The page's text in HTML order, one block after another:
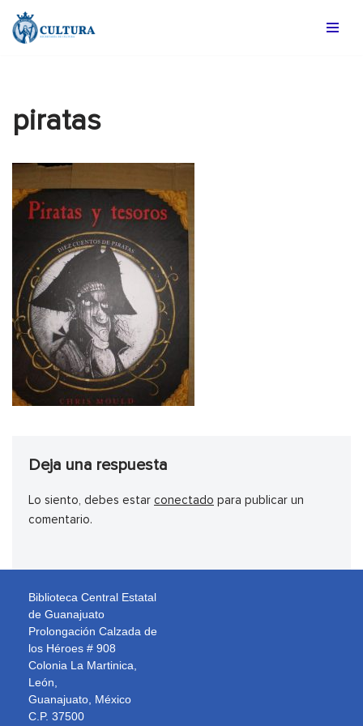
Saltar
piratas
Deja una respuesta
Lo siento, debes estar conectado para publicar un
comentario.
Biblioteca Central Estatal
de Guanajuato
Prolongación Calzada de
los Héroes # 908
Colonia La Martinica,
León,
Guanajuato, México
C.P. 37500